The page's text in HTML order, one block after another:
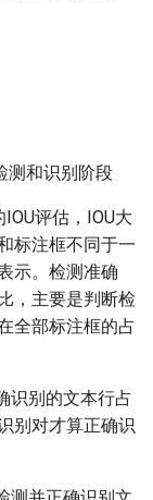
测和识别阶段
评估，IOU大
标注框不同于一
示。检测准确
，主要是判断检
全部标注框的占
识别的文本行占
别对才算正确识